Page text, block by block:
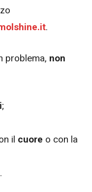
.
problema, non
;
il cuore o con la
.